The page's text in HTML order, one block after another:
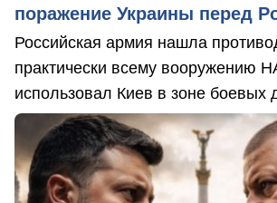
поражение Украины перед
Российская армия нашла
практически всему вооружению
использовал Киев в зоне боевых